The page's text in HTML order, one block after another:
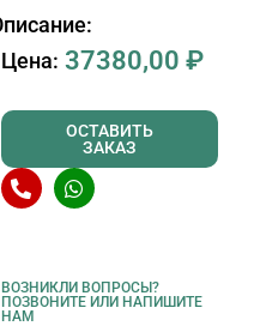
Цена: 37380,00 ₽
ОСТАВИТЬ
ЗАКАЗ
ВОЗНИКЛИ ВОПРОСЫ?
ПОЗВОНИТЕ ИЛИ НАПИШИТЕ
НАМ